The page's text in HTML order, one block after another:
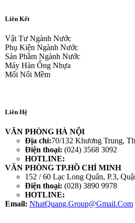
Liên Kết
Vật Tư Ngành Nước
Phụ Kiện Ngành Nước
Sản Phầm Ngành Nước
Máy Hàn Ống Nhựa
Mối Nối Mềm
Liên Hệ
VĂN PHÒNG HÀ NỘI
Địa chỉ:70/132 Khương Trung,
Điện thoại: (024) 3568 3092
HOTLINE:
VĂN PHÒNG TP.HỒ CHÍ MINH
152 / 60 Lạc Long Quân, P.3,
Điện thoại: (028) 3890 9978
HOTLINE:
Email: NhatQuang.Group@Gmail.Com